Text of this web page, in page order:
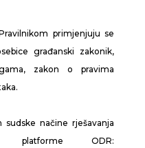
primjenjuju se
građanski zakonik,
zakon o pravima
načine rješavanja
ODR: